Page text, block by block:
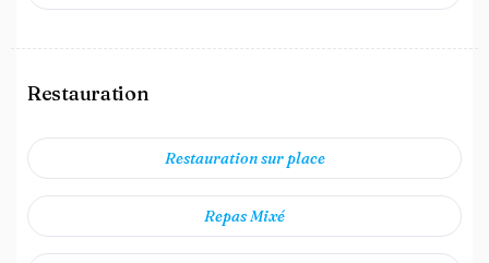
Restauration
Restauration sur place
Repas Mixé